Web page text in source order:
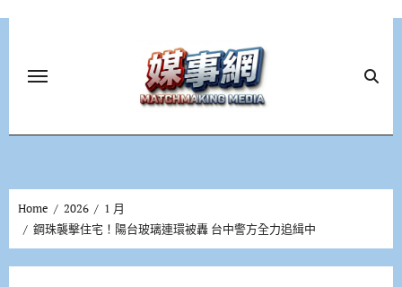
Home 2026
1 月
鋼珠襲擊住宅！陽台玻璃連環被轟 台中警方全力追緝中